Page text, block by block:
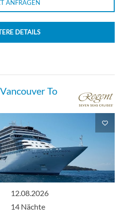
ANFRAGEN
DETAILS
To
12.08.2026
14 Nächte